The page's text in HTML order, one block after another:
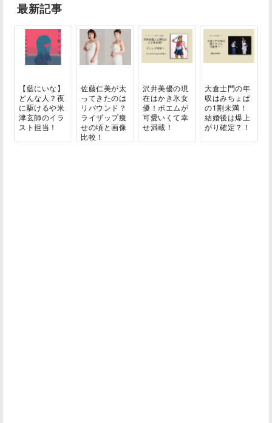
最新記事
【藍にいな】
どんな人？夜
に駆けるや米
津玄師のイラ
スト担当！
佐藤仁美が太
ってきたのは
リバウンド？
ライザップ痩
せの頃と画像
比較！
沢井美優の現
在はかき氷女
優！ポエムが
可愛いくて幸
せ満載！
大倉士門の年
収はみちょぱ
の1割未満！
結婚後は爆上
がり確定？！